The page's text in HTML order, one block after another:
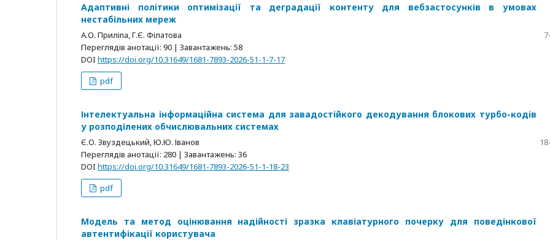
Адаптивні політики оптимізації та деградації контенту для вебзастосунків в умовах
нестабільних мереж
А.О. Приліпа, Г.Є. Філатова
Переглядів анотації: 90 | Завантажень: 58
DOI https://doi.org/10.31649/1681-7893-2026-51-1-7-17
pdf
Інтелектуальна інформаційна система для завадостійкого декодування блокових турбо-кодів
у розподілених обчислювальних системах
Є.О. Звуздецький, Ю.Ю. Іванов
Переглядів анотації: 280 | Завантажень: 36
DOI https://doi.org/10.31649/1681-7893-2026-51-1-18-23
pdf
Модель та метод оцінювання надійності зразка клавіатурного почерку для поведінкової
автентифікації користувача